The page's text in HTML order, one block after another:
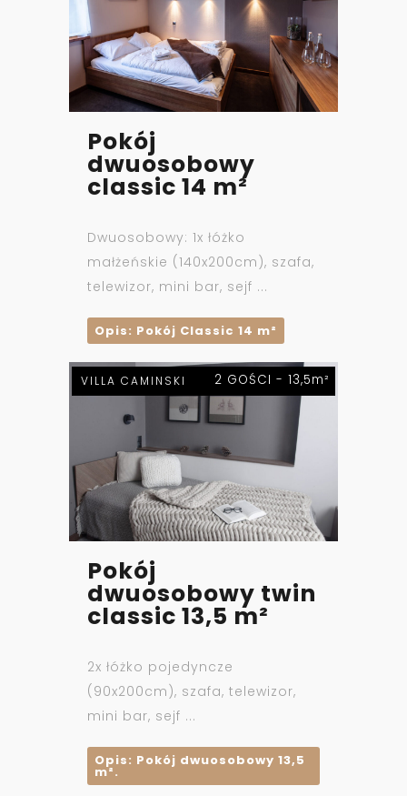
Pokój
dwuosobowy
classic 14 m²
Dwuosobowy: 1x łóżko
małżeńskie (140x200cm), szafa,
telewizor, mini bar, sejf ...
Opis: Pokój Classic 14 m²
Pokój
dwuosobowy twin
classic 13,5 m²
2x łóżko pojedyncze
(90x200cm), szafa, telewizor,
mini bar, sejf ...
Opis: Pokój dwuosobowy 13,5
m².
VILLA CAMINSKI 2 GOŚCI - 13,5m²